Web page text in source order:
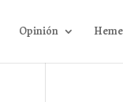
Opinión